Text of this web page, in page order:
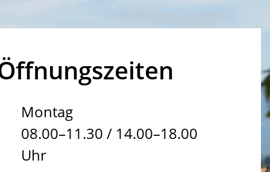
Montag
08.00–11.30 / 14.00–18.00
Uhr